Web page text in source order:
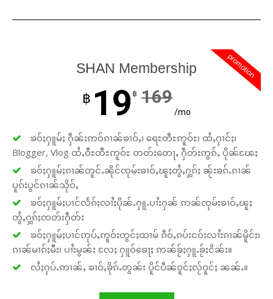
promotion
SHAN Membership
฿ 19 ฿ 169
/mo
ၶဝ်ႈႁူမ်ႈ ႁဵၼ်းဢဝ်ၵၢၼ်ၶၢဝ်ႇ၊ ရေႊတီႊဢူဝ်ႊ၊ ထႆႇႁၢင်ႈ၊
Blogger, Vlog ထႆႇဝီႊတီႊဢူဝ်ႊ တတ်းတေႃႇ ႁဵတ်းဢွၵ်ႇ ပိုၼ်ၽႄႈ
ၶဝ်ႈႁူမ်ႈၵၢၼ်တူင်ႉၼိုင်ၸုမ်းၶၢဝ်ႇၽူႈတွႆႇႁွၵ်ႈ ၼႂ်းၶၵ်ႉၵၢၼ်
ပူၵ်းပွင်ၵၢၼ်သိုဝ်ႇ
ၶဝ်ႈႁူမ်ႈပၢင်လႅၵ်ႈလၢႆႈပိုၼ်ႉႁူႉပၢႆးႁၼ် ဢၼ်ၸုမ်းၶၢဝ်ႇၽူႈ
တွႆႇႁွၵ်ႈၸတ်းႁဵတ်း
ၶဝ်ႈႁူမ်ႈပၢင်ဢုပ်ႇဢူဝ်းတွင်ႈထၢမ် ၵဵဝ်ႇၵပ်းငဝ်းလၢႆးၵၢၼ်မိူင်း၊
ၵၢၼ်မၢၵ်ႈမီး၊ ပၢႆးမွၼ်း လႄႈ ႁူဝ်ၶေႃႈ ဢၼ်ၶႂ်ႈႁူႉၶႂ်ႈငိၼ်း။
လႆႈႁပ်ႉဢၢၼ်ႇ ၶၢဝ်ႇၶိုၵ်ႉတွၼ်း ပိူင်ပဵၼ်ဝူင်ႈလႂ်ဝူင်ႈ ၼၼ်ႉ။